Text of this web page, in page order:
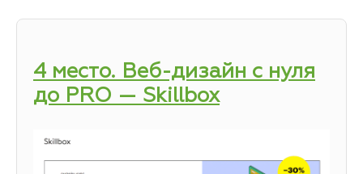
4 место. Веб-дизайн с нуля
до PRO — Skillbox